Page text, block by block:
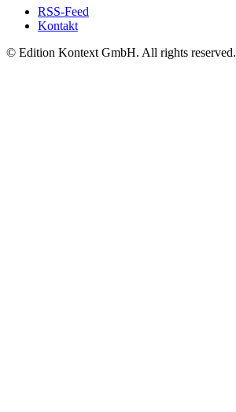
RSS-Feed
Kontakt
© Edition Kontext GmbH. All rights reserved.